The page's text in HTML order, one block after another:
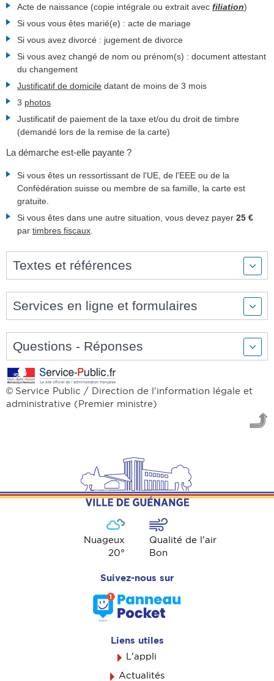
Acte de naissance (copie intégrale ou extrait avec filiation)
Si vous vous êtes marié(e) : acte de mariage
Si vous avez divorcé : jugement de divorce
Si vous avez changé de nom ou prénom(s) : document attestant
du changement
Justificatif de domicile datant de moins de 3 mois
3 photos
Justificatif de paiement de la taxe et/ou du droit de timbre
(demandé lors de la remise de la carte)
La démarche est-elle payante ?
Si vous êtes un ressortissant de l'UE, de l'EEE ou de la
Confédération suisse ou membre de sa famille, la carte est
gratuite.
Si vous êtes dans une autre situation, vous devez payer 25 €
par timbres fiscaux
Textes et références
Services en ligne et formulaires
Questions - Réponses
© Service Public / Direction de l'information légale et
administrative (Premier ministre)
Nuageux
20°
Qualité de l'air
Bon
Suivez-nous sur
Liens utiles
L'appli
Actualités